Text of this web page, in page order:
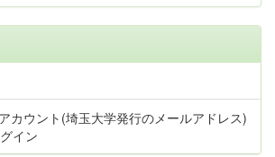
カウント(埼玉大学発行のメールアドレス)
イン